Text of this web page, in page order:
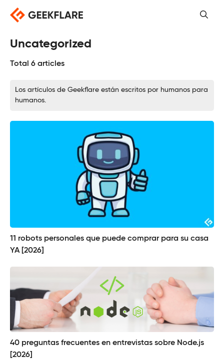
Saltar
contenido
Uncategorized
Total 6 articles
Los artículos de Geekflare están escritos por humanos para
humanos.
11 robots personales que puede comprar para su casa
YA [2026]
40 preguntas frecuentes en entrevistas sobre Node.js
[2026]